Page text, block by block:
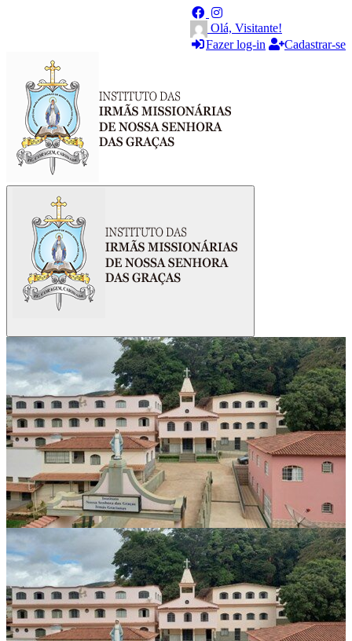
Olá, Visitante!
Fazer log-in
Cadastrar-se